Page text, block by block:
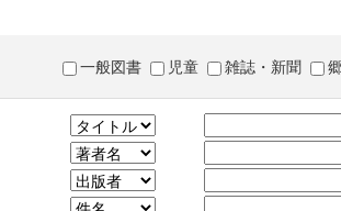
一般図書 児童 雑誌・新聞